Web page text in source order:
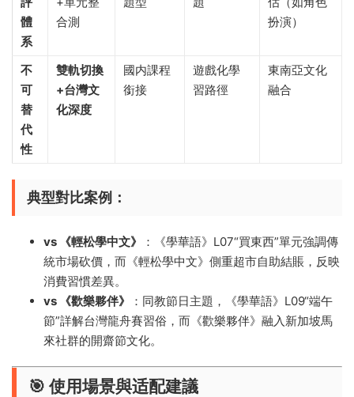
體
系​
合測
扮演）
​不
可
替
代
性​
​雙軌切換
+台灣文
化深度​
國内課程
銜接
遊戲化學
習路徑
東南亞文化
融合
​典型對比案例​ ​：
​vs 《輕松學中文》​
​：《學華語》L07“買東西”單元強調傳
統市場砍價，而《輕松學中文》側重超市自助結賬，反映
消費習慣差異。
​vs 《歡樂夥伴》​
​：同教節日主題，《學華語》L09“端午
節”詳解台灣龍舟賽習俗，而《歡樂夥伴》融入新加坡馬
來社群的開齋節文化。
​🎯 使用場景與适配建議​